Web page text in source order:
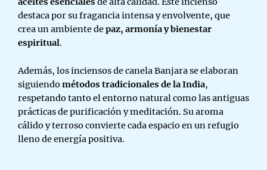
destaca por su fragancia intensa y envolvente, que
crea un ambiente depaz, armonía y bienestar
espiritual.
Además, los inciensos de canela Banjara se elaboran
siguiendométodos tradicionales de la India,
respetando tanto el entorno natural como las antiguas
prácticas de purificación y meditación. Su aroma
cálido y terroso convierte cada espacio en un refugio
lleno de energía positiva.